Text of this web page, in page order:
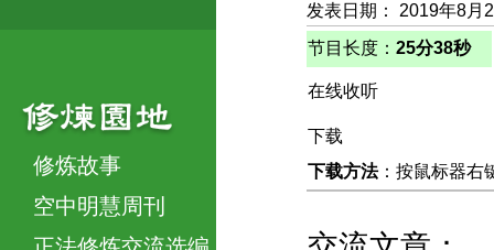
修炼故事
空中明慧周刊
发表日期： 2019年8月
节目长度： 25分38秒
在线收听
下载
下载方法：按鼠标器右